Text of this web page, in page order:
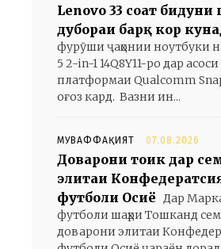
Lenovo 33 соат
дубораи барқ кор
фурӯши ҷаҳонии ноутбуки
5 2-in-1 14Q8Y11-ро дар асоси
платформаи Qualcomm
оғоз кард. Вазни ин...
МУВАФФАҚИЯТ 07.08.2026
Доварони тоҷик дар
элитаи
футболи Осиё Дар
футболи шаҳри Тошканд
доварони элитаи